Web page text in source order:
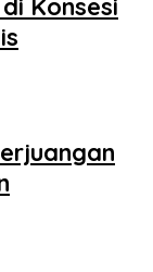
Konsesi